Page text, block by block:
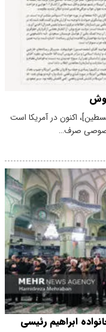
اکنون در آمریکا است
خصوصی صرف…
ابراهیم رئیسی